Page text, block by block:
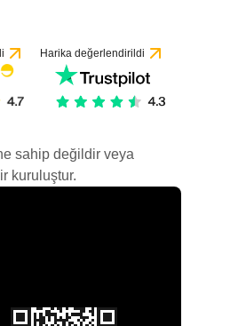
Harika değerlendirildi
sahip değildir veya
kuruluştur.